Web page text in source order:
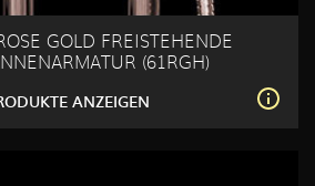
GOLD FREISTEHENDE
(61RGH)
ANZEIGEN